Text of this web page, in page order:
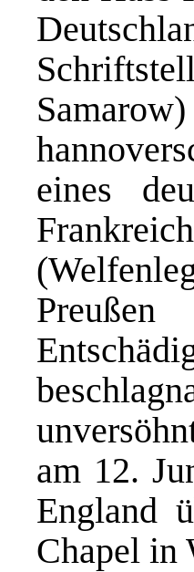
eines
am 12.
England
Chapel in